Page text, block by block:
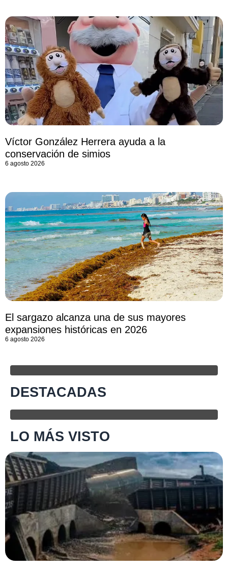
Víctor González Herrera ayuda a la
conservación de simios
6 agosto 2026
El sargazo alcanza una de sus mayores
expansiones históricas en 2026
6 agosto 2026
DESTACADAS
LO MÁS VISTO